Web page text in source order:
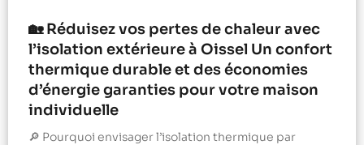
🏡 Réduisez vos pertes de chaleur avec
l’isolation extérieure à Oissel Un confort
thermique durable et des économies
d’énergie garanties pour votre maison
individuelle
🔎 Pourquoi envisager l’isolation thermique par